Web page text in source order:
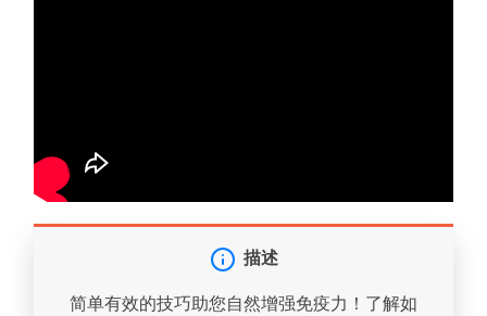
描述
简单有效的技巧助您自然增强免疫力！了解如